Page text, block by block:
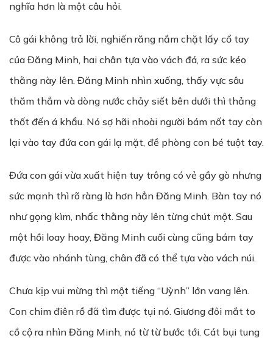
nghĩa hơn là một câu hỏi.
Cô gái không trả lời, nghiến răng nắm chặt lấy cổ tay
của Đăng Minh, hai chân tựa vào vách đá, ra sức kéo
thằng này lên. Đăng Minh nhìn xuống, thấy vực sâu
thăm thẳm và dòng nước chảy siết bên dưới thì thảng
thốt đến á khẩu. Nó sợ hãi nhoài người bám nốt tay còn
lại vào tay đứa con gái lạ mặt, đề phòng con bé tuột tay.
Đứa con gái vừa xuất hiện tuy trông có vẻ gầy gò nhưng
sức mạnh thì rõ ràng là hơn hẳn Đăng Minh. Bàn tay nó
như gọng kìm, nhấc thằng này lên từng chút một. Sau
một hồi loay hoay, Đăng Minh cuối cùng cũng bám tay
được vào nhánh tùng, chân đã có thể tựa vào vách núi.
Chưa kịp vui mừng thì một tiếng “Uỳnh” lớn vang lên.
Con chim điên rồ đã tìm được tụi nó. Giương đôi mắt to
cồ cộ ra nhìn Đăng Minh, nó từ từ bước tới. Cát bụi tung